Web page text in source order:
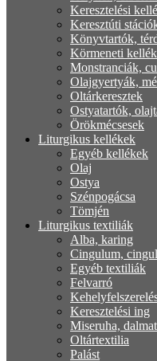
Keresztelési
Keresztúti
Könyvtartók,
Körmeneti
Monstranciák,
Olajgyertyák,
Oltárkeresztek
Ostyatartók,
Örökmécsesek
Liturgikus kellékek
Egyéb kellékek
Olaj
Ostya
Szénpogácsa
Tömjén
Liturgikus textiliák
Alba, karing
Cingulum,
Egyéb textiliák
Felvarró
Keresztelési ing
Miseruha,
Oltártextilia
Palást